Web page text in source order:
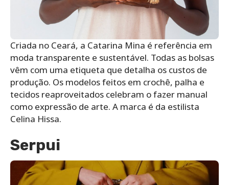
Criada no Ceará, a Catarina Mina é referência em
moda transparente e sustentável. Todas as bolsas
vêm com uma etiqueta que detalha os custos de
produção. Os modelos feitos em crochê, palha e
tecidos reaproveitados celebram o fazer manual
como expressão de arte. A marca é da estilista
Celina Hissa.
Serpui